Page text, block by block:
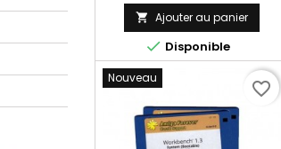
 Ajouter au panier
 Disponible
Nouveau
favorite_border